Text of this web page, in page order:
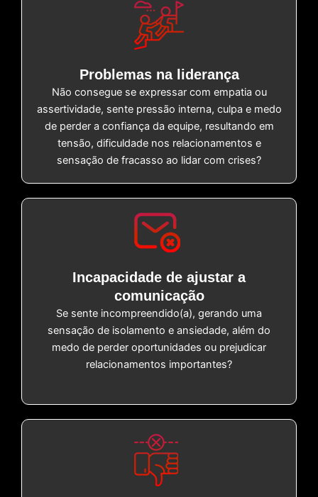
Problemas na liderança
Não consegue se expressar com empatia ou
assertividade, sente pressão interna, culpa e medo
de perder a confiança da equipe, resultando em
tensão, dificuldade nos relacionamentos e
sensação de fracasso ao lidar com crises?
Incapacidade de ajustar a
comunicação
Se sente incompreendido(a), gerando uma
sensação de isolamento e ansiedade, além do
medo de perder oportunidades ou prejudicar
relacionamentos importantes?